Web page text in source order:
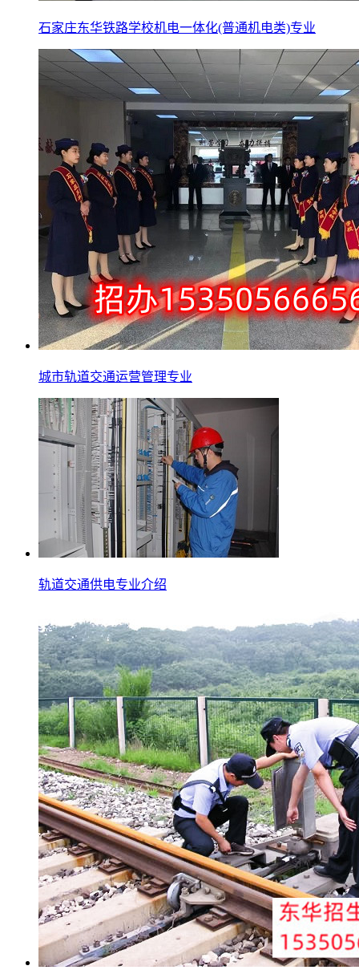
石家庄东华铁路学校机电一体化(普通机电类)专业
城市轨道交通运营管理专业
轨道交通供电专业介绍